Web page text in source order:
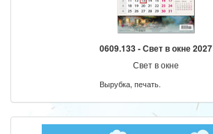
0609.133 - Свет в окне 2027
Свет в окне
Вырубка, печать.